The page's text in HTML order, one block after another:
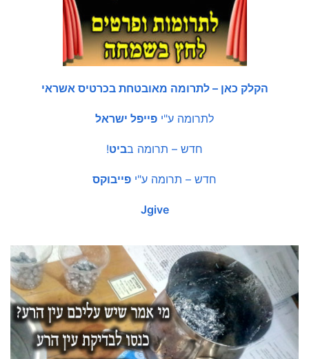
הקלק כאן – לתרומה מאובטחת בכרטיס אשראי
לתרומה ע"י פייפל ישראל
חדש – תרומה בביט!
חדש – תרומה ע"י פייבוקס
Jgive